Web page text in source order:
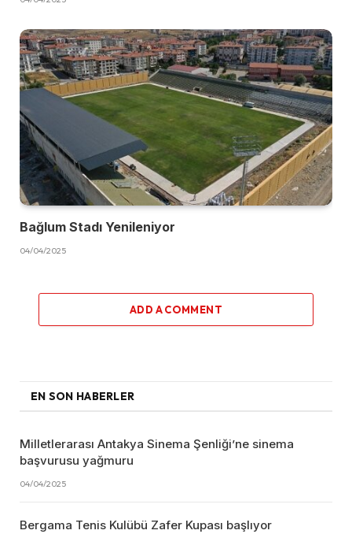
Bağlum Stadı Yenileniyor
04/04/2025
ADD A COMMENT
EN SON HABERLER
Milletlerarası Antakya Sinema Şenliği’ne sinema
başvurusu yağmuru
04/04/2025
Bergama Tenis Kulübü Zafer Kupası başlıyor